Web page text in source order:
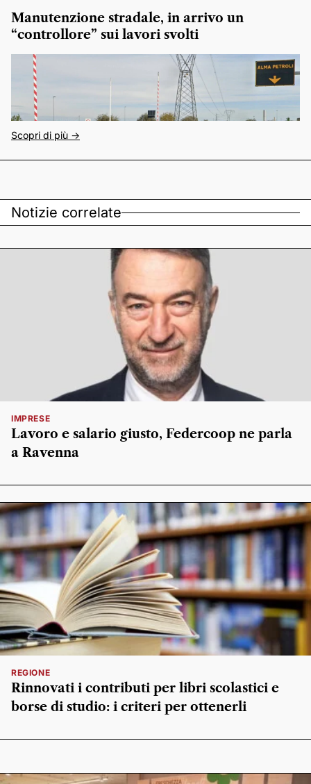
Manutenzione stradale, in arrivo un
“controllore” sui lavori svolti
Scopri di più ->
Notizie correlate
IMPRESE
Lavoro e salario giusto, Federcoop ne parla
a Ravenna
REGIONE
Rinnovati i contributi per libri scolastici e
borse di studio: i criteri per ottenerli